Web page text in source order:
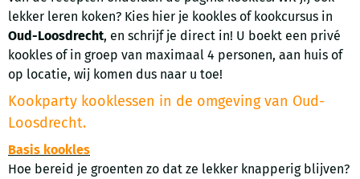
lekker leren koken? Kies hier je kookles of kookcursus in
Oud-Loosdrecht, en schrijf je direct in! U boekt een privé
kookles of in groep van maximaal 4 personen, aan huis of
op locatie, wij komen dus naar u toe!
Kookparty kooklessen in de omgeving van Oud-
Loosdrecht.
Basis kookles
Hoe bereid je groenten zo dat ze lekker knapperig blijven?